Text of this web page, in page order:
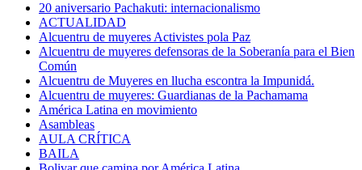
20 aniversario Pachakuti: internacionalismo
ACTUALIDAD
Alcuentru de muyeres Activistes pola Paz
Alcuentru de muyeres defensoras de la Soberanía para el Bien
Común
Alcuentru de Muyeres en llucha escontra la Impunidá.
Alcuentru de muyeres: Guardianas de la Pachamama
América Latina en movimiento
Asambleas
AULA CRÍTICA
BAILA